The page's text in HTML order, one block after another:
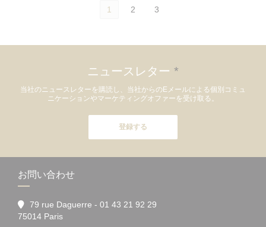
1 2 3
ニュースレター *
当社のニュースレターを購読し、当社からのEメールによる個別コミュ
ニケーションやマーケティングオファーを受け取る。
登録する
お問い合わせ
79 rue Daguerre - 01 43 21 92 29
75014 Paris((新しいウィンドウで開きます))